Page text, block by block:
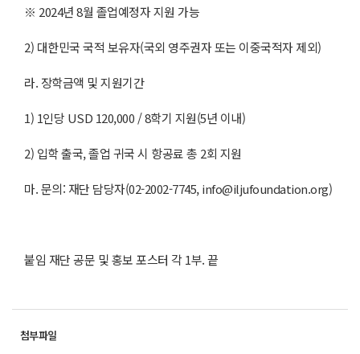
※ 2024년 8월 졸업예정자 지원 가능
2) 대한민국 국적 보유자(국외 영주권자 또는 이중국적자 제외)
라. 장학금액 및 지원기간
1) 1인당 USD 120,000 / 8학기 지원(5년 이내)
2) 입학 출국, 졸업 귀국 시 항공료 총 2회 지원
마. 문의: 재단 담당자(02-2002-7745, info@iljufoundation.org)
붙임 재단 공문 및 홍보 포스터 각 1부. 끝